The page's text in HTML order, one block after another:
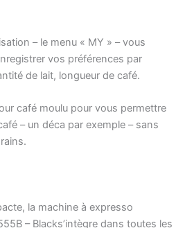
– le menu « MY » – vous
vos préférences par
de lait, longueur de café.
café moulu pour vous permettre
– un déca par exemple – sans
la machine à expresso
– Blacks’intègre dans toutes les